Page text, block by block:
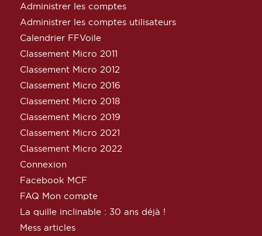
Administrer les comptes
Administrer les comptes utilisateurs
Calendrier FFVoile
Classement Micro 2011
Classement Micro 2012
Classement Micro 2016
Classement Micro 2018
Classement Micro 2019
Classement Micro 2021
Classement Micro 2022
Connexion
Facebook MCF
FAQ Mon compte
La quille inclinable : 30 ans déjà !
Mess articles